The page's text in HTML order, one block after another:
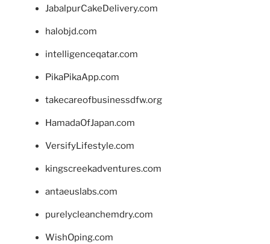
JabalpurCakeDelivery.com
halobjd.com
intelligenceqatar.com
PikaPikaApp.com
takecareofbusinessdfw.org
HamadaOfJapan.com
VersifyLifestyle.com
kingscreekadventures.com
antaeuslabs.com
purelycleanchemdry.com
WishOping.com